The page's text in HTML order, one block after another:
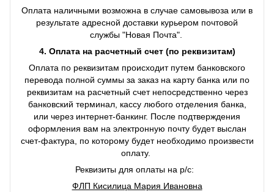
Оплата наличными возможна в случае самовывоза или в
результате адресной доставки курьером почтовой
службы "Новая Почта".
4. Оплата на расчетный счет (по реквизитам)
Оплата по реквизитам происходит путем банковского
перевода полной суммы за заказ на карту банка или по
реквизитам на расчетный счет непосредственно через
банковский терминал, кассу любого отделения банка,
или через интернет-банкинг. После подтверждения
оформления вам на электронную почту будет выслан
счет-фактура, по которому будет необходимо произвести
оплату.
Реквизиты для оплаты на р/с:
ФЛП Кисилица Мария Ивановна